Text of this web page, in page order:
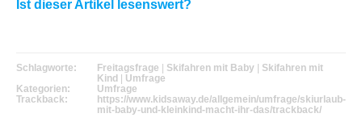
Ist dieser Artikel lesenswert?
Schlagworte: Freitagsfrage | Skifahren mit Baby | Skifahren mit
Kind | Umfrage
Kategorien:
Umfrage
Trackback:
https://www.kidsaway.de/allgemein/umfrage/skiurlaub-
mit-baby-und-kleinkind-macht-ihr-das/trackback/